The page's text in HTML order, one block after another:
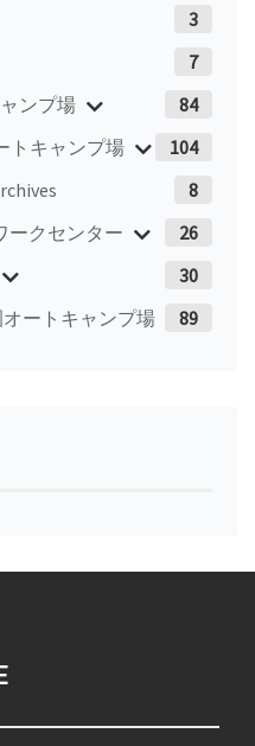
3
7
ンプ場
84
トキャンプ場
104
8
ークセンター
26
30
オートキャンプ場
89